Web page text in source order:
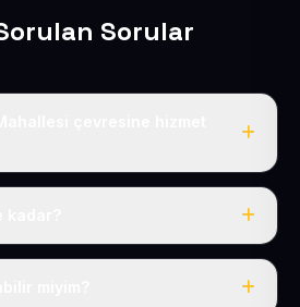
Sorular
dahil tüm Gürpınar ve Melikgazi
+ KDV, her şey dahil.